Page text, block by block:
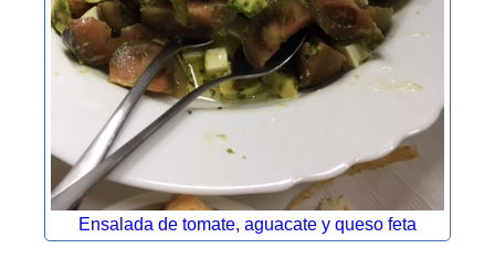
Ensalada de tomate, aguacate y queso feta